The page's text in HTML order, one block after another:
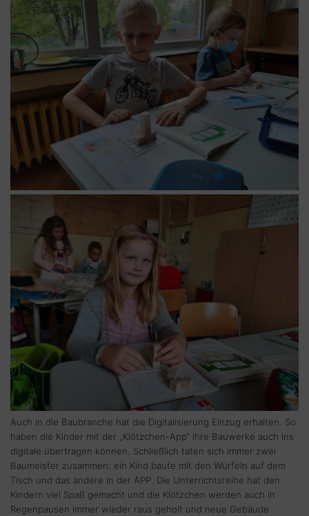
Auch in die Baubranche hat die Digitalisierung Einzug erhalten. So
haben die Kinder mit der „Klötzchen-App“ ihre Bauwerke auch ins
digitale übertragen können. Schließlich taten sich immer zwei
Baumeister zusammen: ein Kind baute mit den Würfeln auf dem
Tisch und das andere in der APP. Die Unterrichtsreihe hat den
Kindern viel Spaß gemacht und die Klötzchen werden auch in
Regenpausen immer wieder raus geholt und neue Gebäude